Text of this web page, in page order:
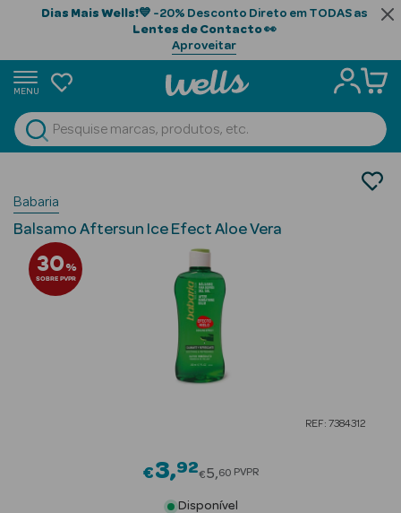
Dias Mais Wells!💙 -20% Desconto Direto em TODAS as
Lentes de Contacto👀
Aproveitar
MENU
Ver Tudo
Beauty Season
Cabelo
Profissional
Beauty Season
Protetores Solares
After Sun
Babaria
Balsamo Aftersun Ice Efect Aloe Vera
30%
SOBRE PVPR
REF: 7384312
€3 92Price reduced from
€5 60 PVPR
Disponível